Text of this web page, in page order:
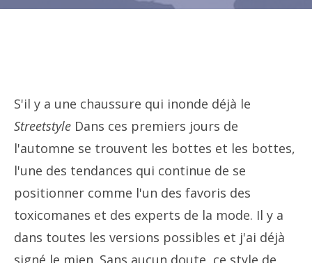
S'il y a une chaussure qui inonde déjà le
Streetstyle Dans ces premiers jours de
l'automne se trouvent les bottes et les bottes,
l'une des tendances qui continue de se
positionner comme l'un des favoris des
toxicomanes et des experts de la mode. Il y a
dans toutes les versions possibles et j'ai déjà
signé le mien. Sans aucun doute, ce style de